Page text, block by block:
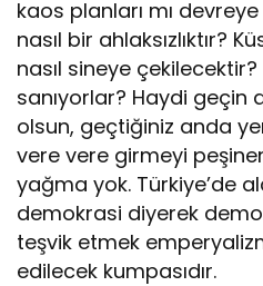
kaos planları mı devreye
nasıl bir ahlaksızlıktır?
nasıl sineye
sanıyorlar? Haydi geçin
olsun, geçtiğiniz anda
vere vere girmeyi
yağma yok. Türkiye’de
demokrasi diyerek
teşvik etmek
edilecek kumpasıdır.